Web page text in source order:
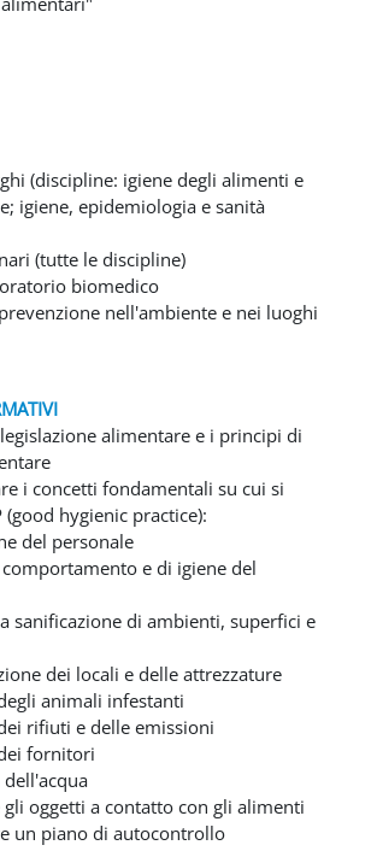
(discipline: igiene degli alimenti e
igiene, epidemiologia e sanità
(tutte le discipline)
biomedico
nell'ambiente e nei luoghi
alimentare e i principi di
i concetti fondamentali su cui si
(good hygienic practice):
del personale
e di igiene del
sanificazione di ambienti, superfici e
dei locali e delle attrezzature
animali infestanti
rifiuti e delle emissioni
fornitori
gli oggetti a contatto con gli alimenti
un piano di autocontrollo